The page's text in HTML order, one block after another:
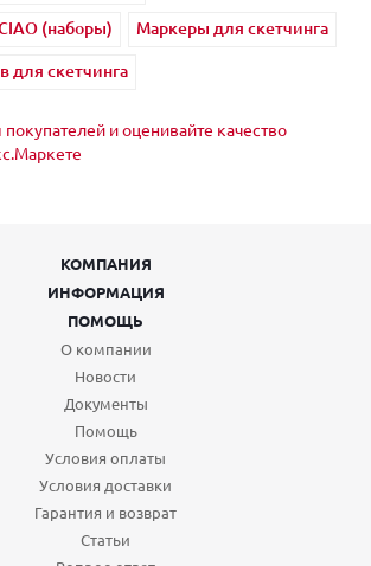
(наборы)
Маркеры для скетчинга
для скетчинга
КОМПАНИЯ
ИНФОРМАЦИЯ
ПОМОЩЬ
О компании
Новости
Документы
Помощь
Условия оплаты
Условия доставки
Гарантия и возврат
Статьи